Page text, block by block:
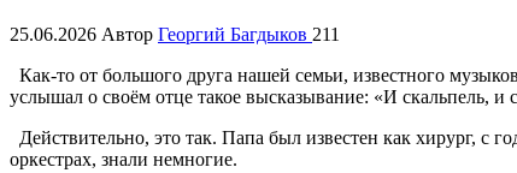
25.06.2026 Автор Георгий Багдыков 211
Как-то от большого друга нашей семьи, известного
услышал о своём отце такое высказывание: «И скальпель,
Действительно, это так. Папа был известен как хирург, с
оркестрах, знали немногие.